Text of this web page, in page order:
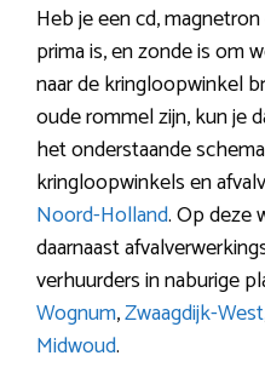
Heb je een cd,
prima is, en zonde is om
naar de kringloopwinkel
oude rommel zijn, kun je
het onderstaande
kringloopwinkels en
Noord-Holland. Op deze
daarnaast
verhuurders in naburige
Wognum,Zwaagdijk-West
Midwoud.